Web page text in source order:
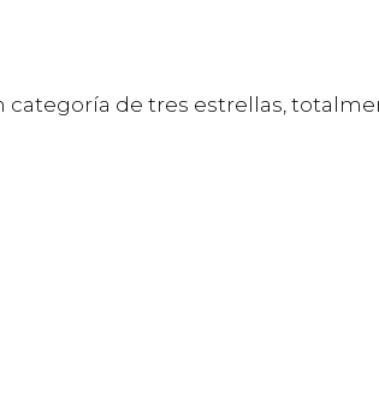
categoría de tres estrellas,